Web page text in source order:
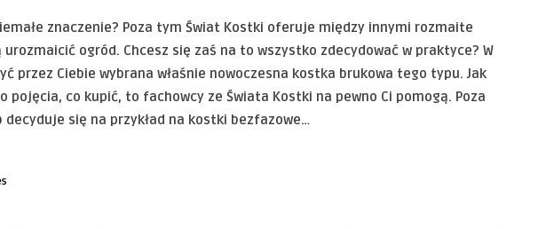
znaczenie? Poza tym Świat Kostki oferuje między innymi rozmaite
ogród. Chcesz się zaś na to wszystko zdecydować w praktyce? W
przez Ciebie wybrana właśnie nowoczesna kostka brukowa tego typu. Jak
pojęcia, co kupić, to fachowcy ze Świata Kostki na pewno Ci pomogą. Poza
się na przykład na kostki bezfazowe…